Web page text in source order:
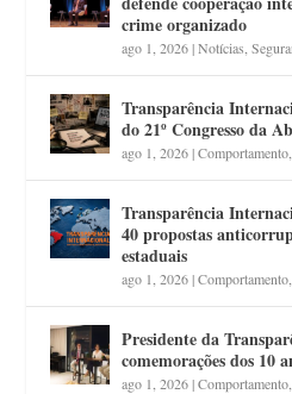
crime organizado
ago 1, 2026|Notícias ,
Transparência
do 21º Congresso da
ago 1, 2026|Comportamento
Transparência
40 propostas
estaduais
ago 1, 2026|Comportamento
Presidente da
comemorações dos 10
ago 1, 2026|Comportamento